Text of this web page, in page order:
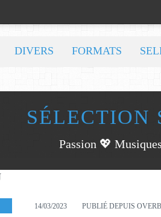
SÉLECTION
Passion 💖
DIVERS FORMATS
CONFÉRENCES EXPOSITIONS ,
14/03/2023 PUBLIÉ DEPUIS